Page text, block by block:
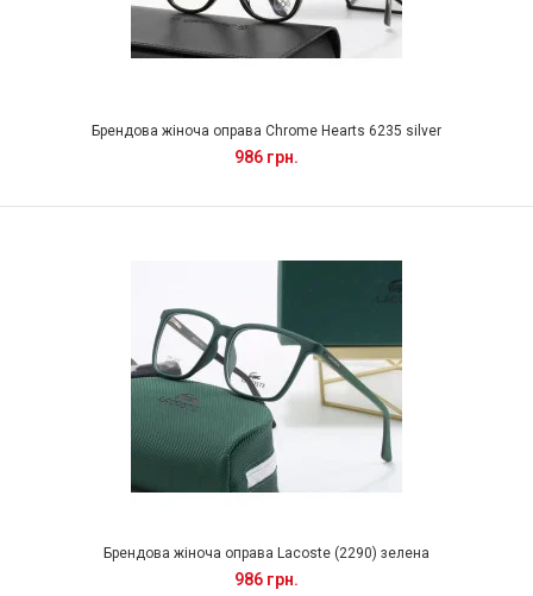
Брендова жіноча оправа Chrome Hearts 6235 silver
986 грн.
Брендова жіноча оправа Lacoste (2290) зелена
986 грн.